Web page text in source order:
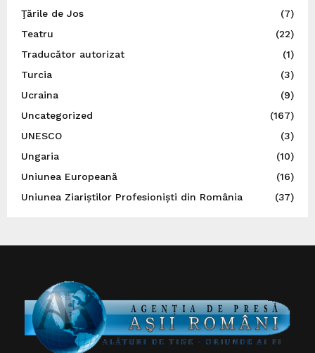
Ţările de Jos
(7)
Teatru
(22)
Traducător autorizat
(1)
Turcia
(3)
Ucraina
(9)
Uncategorized
(167)
UNESCO
(3)
Ungaria
(10)
Uniunea Europeană
(16)
Uniunea Ziariștilor Profesioniști din România
(37)